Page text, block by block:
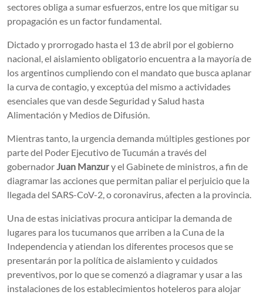
sectores obliga a sumar esfuerzos, entre los que mitigar su
propagación es un factor fundamental.
Dictado y prorrogado hasta el 13 de abril por el gobierno
nacional, el aislamiento obligatorio encuentra a la mayoría de
los argentinos cumpliendo con el mandato que busca aplanar
la curva de contagio, y exceptúa del mismo a actividades
esenciales que van desde Seguridad y Salud hasta
Alimentación y Medios de Difusión.
Mientras tanto, la urgencia demanda múltiples gestiones por
parte del Poder Ejecutivo de Tucumán a través del
gobernadorJuan Manzury el Gabinete de ministros, a fin de
diagramar las acciones que permitan paliar el perjuicio que la
llegada del SARS-CoV-2, o coronavirus, afecten a la provincia.
Una de estas iniciativas procura anticipar la demanda de
lugares para los tucumanos que arriben a la Cuna de la
Independencia y atiendan los diferentes procesos que se
presentarán por la política de aislamiento y cuidados
preventivos, por lo que se comenzó a diagramar y usar a las
instalaciones de los establecimientos hoteleros para alojar